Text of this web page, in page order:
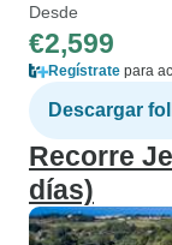
Desde
€2,599
Regístrate para
Descargar
Recorre
días)